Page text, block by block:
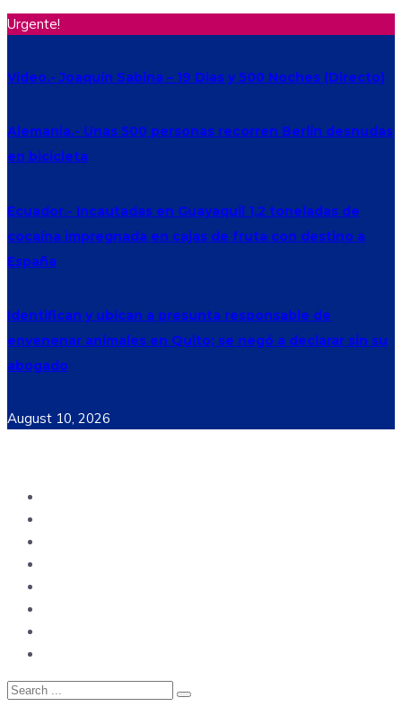
Urgente!
Video.- Joaquín Sabina – 19 Dias y 500 Noches (Directo)
Alemania.- Unas 500 personas recorren Berlín desnudas
en bicicleta
Ecuador.- Incautadas en Guayaquil 1,2 toneladas de
cocaína impregnada en cajas de fruta con destino a
España
Identifican y ubican a presunta responsable de
envenenar animales en Quito; se negó a declarar sin su
abogado
August 10, 2026